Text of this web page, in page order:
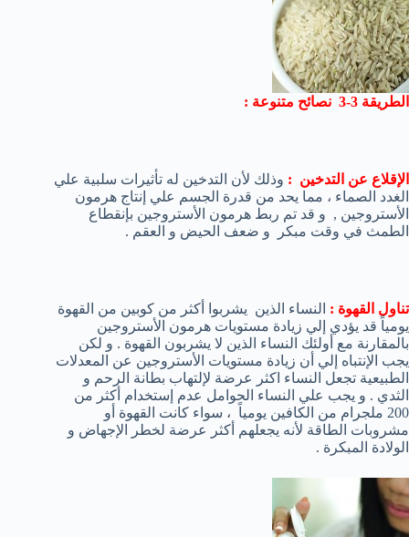
الطريقة 3-3 نصائح متنوعة :
الإقلاع عن التدخين : وذلك لأن التدخين له تأثيرات سلبية علي
الغدد الصماء ، مما يحد من قدرة الجسم علي إنتاج هرمون
الأستروجين , و قد تم ربط هرمون الأستروجين بإنقطاع
الطمث في وقت مبكر و ضعف الحيض و العقم .
تناول القهوة : النساء الذين يشربوا أكثر من كوبين من القهوة
يومياً قد يؤدي إلي زيادة مستويات هرمون الأستروجين
بالمقارنة مع أولئك النساء الذين لا يشربون القهوة . و لكن
يجب الإنتباه إلي أن زيادة مستويات الأستروجين عن المعدلات
الطبيعية تجعل النساء اكثر عرضة لإلتهاب بطانة الرحم و
الثدي . و يجب علي النساء الحوامل عدم إستخدام أكثر من
200 ملجرام من الكافين يومياً ، سواء كانت القهوة أو
مشروبات الطاقة لأنه يجعلهم أكثر عرضة لخطر الإجهاض و
الولادة المبكرة .